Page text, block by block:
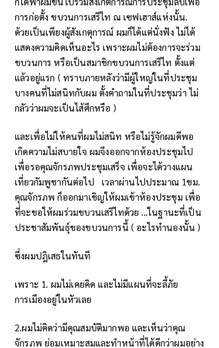
การก่อตั้ง ขบวนการเสรีไท ณ เซฟเฮาส์แห่งนั้น.
ด้วยเป็นเพียงผู้สังเกตุการณ์ ผมก็ได้แต่นั่งฟัง ไม่ได้
แสดงความคิดเห็นอะไร เพราะผมไม่ต้องการจะร่วม
ขบวนการ หรือเป็นสมาชิกขบวนการเสรีไท ตั้งแต่
แล้วอยู่แรก ( ทราบภายหลังว่ามีผู้ใหญ่ในที่ประชุม
บางคนที่ไม่สนิทกับผม ตั้งคำถามในที่ประชุมว่า ไม่
กลัวว่าผมจะเป็นไส้ศึกหรือ )
และเพื่อไม่ให้คนที่ผมไม่สนิท หรือไม่รู้จักผมดีพอ
เกิดความไม่สบายใจ ผมจึงออกจากห้องประชุมไป
เพื่อรอคุณจักรภพประชุมเสร็จ เพื่อจะได้วางแผน
เที่ยวกัมพูชากันต่อไป
เวลาผ่านไปประมาณ 1ชม.
คุณจักรภพ ก็ออกมาเชิญให้ผมเข้าห้องประชุม เพื่อ
ที่จะขอให้ผมร่วมขบวนเสรีไทด้วย ...ในฐานะที่เป็น
ประชาสัมพันธุ์ของขบวนการนี้ ( อะไรทำนองนั้น )
ซึ่งผมปฎิเสธในทันที
เพราะ 1. ผมไม่เคยคิด และไม่มีแผนที่จะลี้ภัย
การเมืองอยู่ในหัวเลย
2.ผมไม่คิดว่ามีคุณสมบัติมากพอ และเห็นว่าคุณ
จักรภพ ย่อมเหมาะสมและทำหน้าที่ได้ดีกว่าผมอย่าง